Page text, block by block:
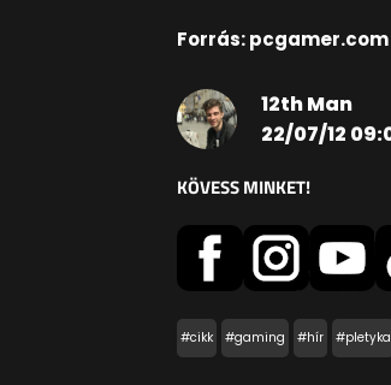
Forrás: pcgamer.com
12th Man
22/07/12
KÖVESS MINKET!
#cikk #gaming #hír #pletyka